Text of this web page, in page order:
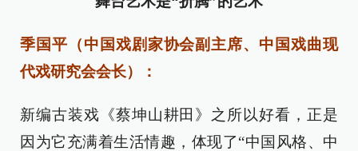
季国平（中国戏剧家协会副主席、中国戏曲现
代戏研究会会长）：
新编古装戏《蔡坤山耕田》之所以好看，正是
因为它充满着生活情趣，体现了“中国风格、中